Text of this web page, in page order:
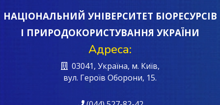
НАЦІОНАЛЬНИЙ УНІВЕРСИТЕТ БІОРЕСУРСІВ
І ПРИРОДОКОРИСТУВАННЯ УКРАЇНИ
Адреса:
03041, Україна, м. Київ,
вул. Героїв Oборони, 15.